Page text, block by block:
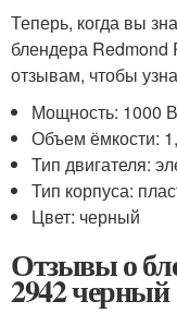
Теперь, когда вы
блендера Redmond
отзывам, чтобы
Мощность: 1000
Объем ёмкости:
Тип двигателя:
Тип корпуса:
Цвет: черный
Отзывы о
2942 черный